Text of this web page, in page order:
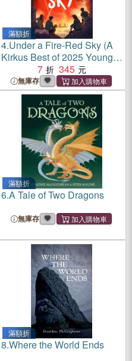
滿額折
4.Under a Fire-Red Sky (A
Kirkus Best of 2025 Young
Adult Book)(英國版)
7 345
無庫存
滿額折
6.A Tale of Two Dragons
無庫存
滿額折
8.Where the World Ends